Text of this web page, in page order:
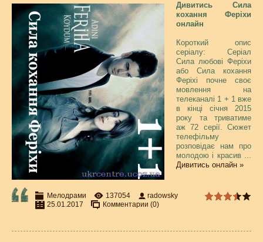
Дивитись Сила
кохання Феріхи
онлайн
Короткий опис
серіалу: Серіал
Сила любові Феріхи
або Сила кохання
Феріхі почне своє
мовлення на
телеканалі 1 + 1 вже
в кінці січня 2015
року та триватиме
аж 72 серії. Сюжет
телефільму
розповідає нам про
молодою і красив ...
Дивитись онлайн »
Мелодрами 137054
radowsky
25.01.2017
Комментарии (0)